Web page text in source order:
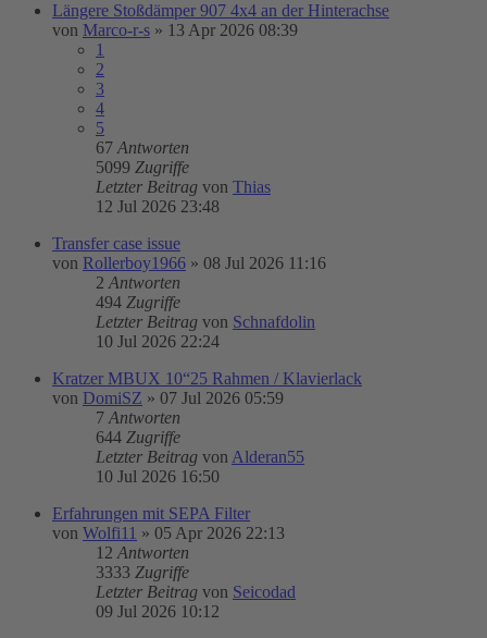
Längere Stoßdämper 907 4x4 an der Hinterachse
von Marco-r-s » 13 Apr 2026 08:39
1
2
3
4
5
67 Antworten
5099 Zugriffe
Letzter Beitrag von Thias
12 Jul 2026 23:48
Transfer case issue
von Rollerboy1966 » 08 Jul 2026 11:16
2 Antworten
494 Zugriffe
Letzter Beitrag von Schnafdolin
10 Jul 2026 22:24
Kratzer MBUX 10“25 Rahmen / Klavierlack
von DomiSZ » 07 Jul 2026 05:59
7 Antworten
644 Zugriffe
Letzter Beitrag von Alderan55
10 Jul 2026 16:50
Erfahrungen mit SEPA Filter
von Wolfi11 » 05 Apr 2026 22:13
12 Antworten
3333 Zugriffe
Letzter Beitrag von Seicodad
09 Jul 2026 10:12